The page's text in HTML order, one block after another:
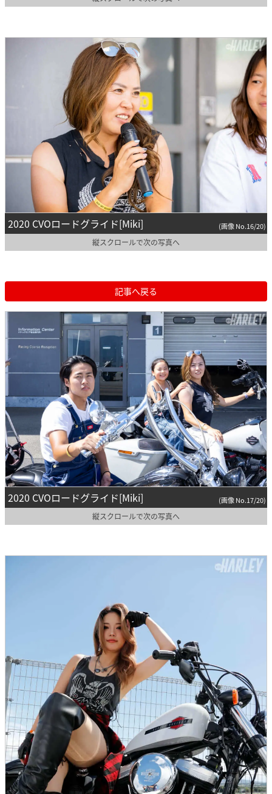
2020 CVOロードグライド[Miki] (画像 No.16/20)
縦スクロールで次の写真へ
記事へ戻る
2020 CVOロードグライド[Miki] (画像 No.17/20)
縦スクロールで次の写真へ